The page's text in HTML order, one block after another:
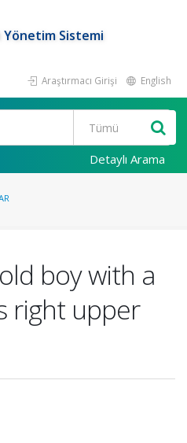
Sistemi
Araştırmacı Girişi English
Detaylı Arama
boy with a
right upper